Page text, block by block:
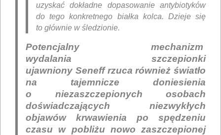
uzyskać dokładne dopasowanie antybiotyków
do tego konkretnego białka kolca. Dzieje się
to głównie w śledzionie.
Potencjalny mechanizm
wydalania szczepionki
ujawniony Seneff rzuca również światło
na tajemnicze doniesienia
o niezaszczepionych osobach
doświadczających niezwykłych
objawów krwawienia po spędzeniu
czasu w pobliżu nowo zaszczepionej